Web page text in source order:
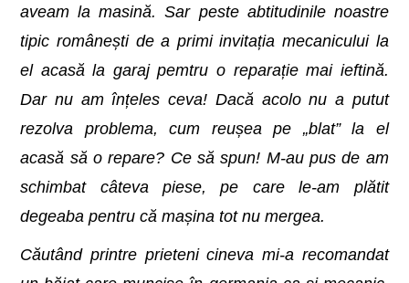
aveam la masină. Sar peste abtitudinile noastre
tipic românești de a primi invitația mecanicului la
el acasă la garaj pemtru o reparație mai ieftină.
Dar nu am înțeles ceva! Dacă acolo nu a putut
rezolva problema, cum reușea pe „blat” la el
acasă să o repare? Ce să spun! M-au pus de am
schimbat câteva piese, pe care le-am plătit
degeaba pentru că mașina tot nu mergea.
Căutând printre prieteni cineva mi-a recomandat